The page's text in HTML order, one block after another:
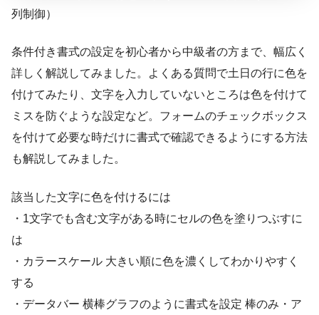
列制御）
条件付き書式の設定を初心者から中級者の方まで、幅広く
詳しく解説してみました。よくある質問で土日の行に色を
付けてみたり、文字を入力していないところは色を付けて
ミスを防ぐような設定など。フォームのチェックボックス
を付けて必要な時だけに書式で確認できるようにする方法
も解説してみました。
該当した文字に色を付けるには
・1文字でも含む文字がある時にセルの色を塗りつぶすに
は
・カラースケール 大きい順に色を濃くしてわかりやすく
する
・データバー 横棒グラフのように書式を設定 棒のみ・ア